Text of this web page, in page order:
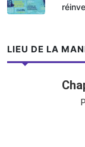
LIEU DE LA